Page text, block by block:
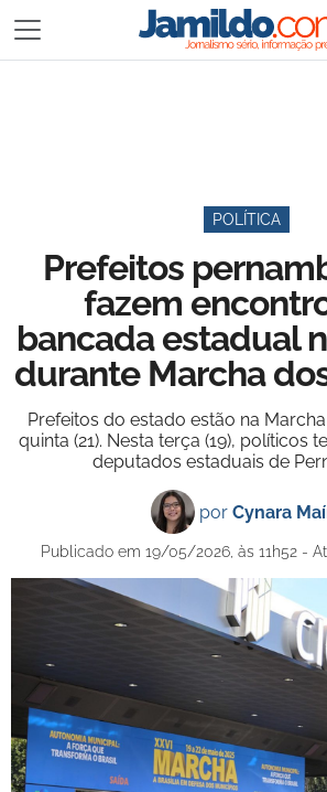
POLÍTICA
Prefeitos
fazem
bancada estadual
durante Marcha
Prefeitos do estado estão na
quinta (21). Nesta terça (19), políticos
deputados estaduais de
por Cynara
Publicado em 19/05/2026, às 11h52 -